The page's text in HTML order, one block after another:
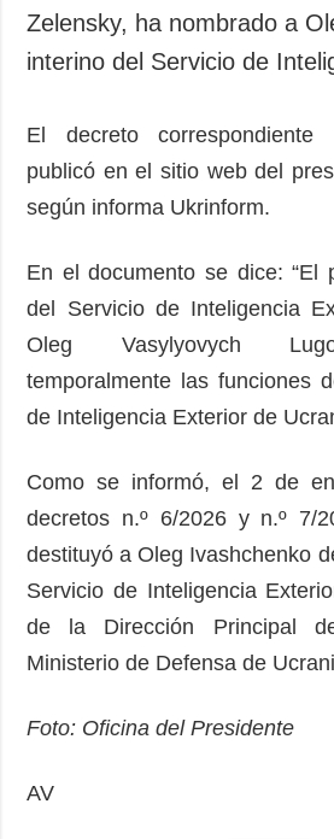
Zelensky, ha nombrado a
interino del Servicio de
El decreto
publicó en el sitio web del
según informa Ukrinform.
En el documento se dice: “El
del Servicio de Inteligencia
Oleg Vasylyovych
temporalmente las funciones
de Inteligencia Exterior de
Como se informó, el 2 de
decretos n.º 6/2026 y n.º 7/
destituyó a Oleg Ivashchenko
Servicio de Inteligencia
de la Dirección Principal
Ministerio de Defensa de
Foto: Oficina del Presidente
AV